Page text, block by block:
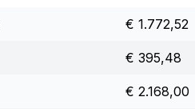
€ 1.772,52
€ 395,48
€ 2.168,00